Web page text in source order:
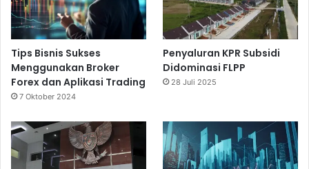
Tips Bisnis Sukses
Menggunakan Broker
Forex dan Aplikasi Trading
7 Oktober 2024
Penyaluran KPR Subsidi
Didominasi FLPP
28 Juli 2025